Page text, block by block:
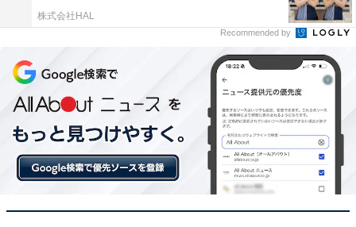
【6月の運勢】かに座（蟹座）
【6月の運勢】おとめ座（乙女座）
【6月の運勢】てんびん座（天秤座）
【6月の運勢】さそり座（蠍座）
【6月の運勢】いて座（射手座）
【6月の運勢】やぎ座（山羊座）
【6月の運勢】みずがめ座（水瓶座）
【6月の運勢】うお座（魚座）
株式会社HAL
Recommended by